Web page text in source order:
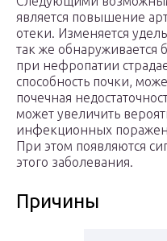
является повышение
отеки. Изменяется
так же обнаруживается
при нефропатии
способность почки,
почечная
может увеличить
инфекционных
При этом появляются
этого заболевания.
Причины